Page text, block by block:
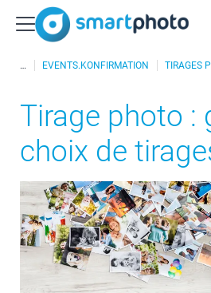
EVENTS.KONFIRMATION TIRAGES
Tirage photo :
choix de